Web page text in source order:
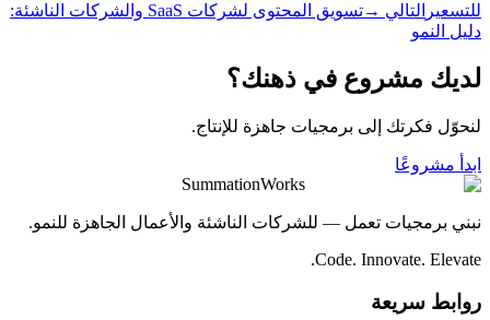
للتسعير التالي →
تسويق المحتوى لشركات SaaS والشركات الناشئة:
دليل النمو
لديك مشروع في ذهنك؟
لنحوّل فكرتك إلى برمجيات جاهزة للإنتاج.
ابدأ مشروعًا
SummationWorks
نبني برمجيات تعمل — للشركات الناشئة والأعمال الجاهزة للنمو.
Code. Innovate. Elevate.
روابط سريعة